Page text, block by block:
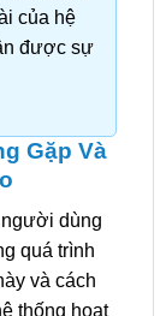
của hệ
được sự
Gặp Và
dùng
quá trình
và cách
thống hoạt